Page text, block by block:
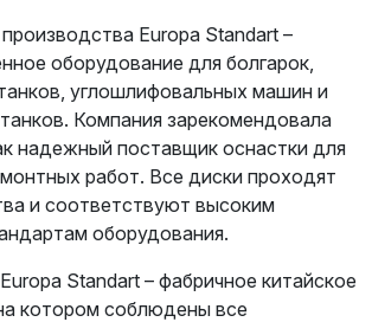
Europa Standart –
оборудование для болгарок,
углошлифовальных машин и
Компания зарекомендовала
надежный поставщик оснастки для
работ. Все диски проходят
и соответствуют высоким
оборудования.
Standart – фабричное китайское
котором соблюдены все